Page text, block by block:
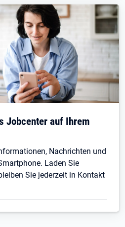
Jobcenter auf Ihrem
Nachrichten und
Laden Sie
Sie jederzeit in Kontakt